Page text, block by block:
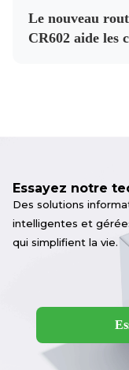
Le nouveau
CR602 aide les
Essayez notre
Des solutions
intelligentes et
qui simplifient la vie.